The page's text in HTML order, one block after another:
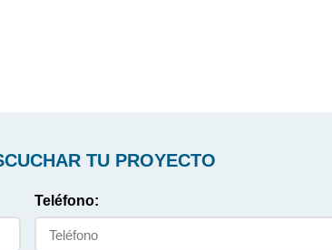
TU PROYECTO
Teléfono: